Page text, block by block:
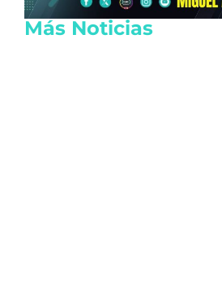
Más Noticias